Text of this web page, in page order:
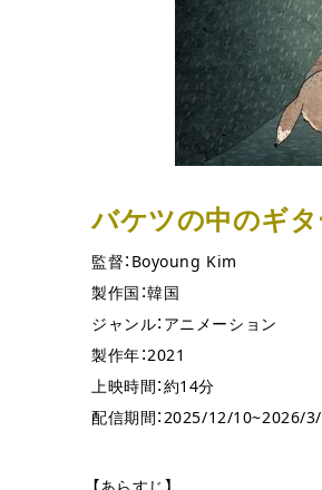
バケツの中のギ
監督：Boyoung Kim
製作国：韓国
ジャンル：アニメーション
製作年：2021
上映時間：約14分
配信期間：2025/12/10~2026/